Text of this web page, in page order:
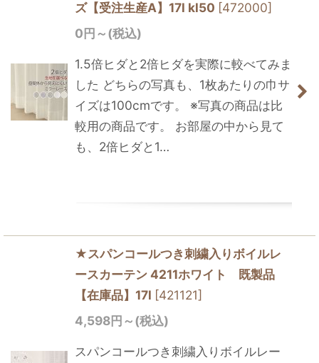
ズ【受注生産A】17l kl50 [472000]
0円～(税込)
1.5倍ヒダと2倍ヒダを実際に較べてみま
した どちらの写真も、1枚あたりの巾サ
イズは100cmです。 ※写真の商品は比
較用の商品です。 お部屋の中から見て
も、2倍ヒダと1…
★スパンコールつき刺繍入りボイルレ
ースカーテン 4211ホワイト 既製品
【在庫品】17l [421121]
4,598円～(税込)
スパンコールつき刺繍入りボイルレー